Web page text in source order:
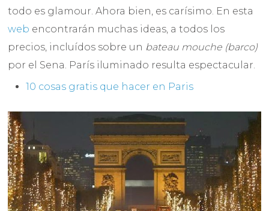
todo es glamour. Ahora bien, es carísimo. En esta
web encontrarán muchas ideas, a todos los
precios, incluídos sobre un bateau mouche (barco)
por el Sena. París iluminado resulta espectacular.
10 cosas gratis que hacer en Paris